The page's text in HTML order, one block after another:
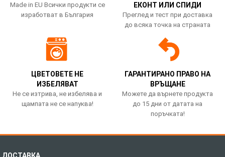
Made in EU Всички продукти се
изработват в България
ЕКОНТ ИЛИ СПИДИ
Преглед и тест при доставка
до всяка точка на страната
ЦВЕТОВЕТЕ НЕ
ИЗБЕЛЯВАТ
Не се изтрива, не избелява и
щампата не се напуква!
ГАРАНТИРАНО ПРАВО НА
ВРЪЩАНЕ
Можете да върнете продукта
до 15 дни от датата на
поръчката!